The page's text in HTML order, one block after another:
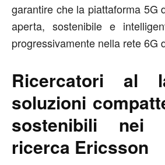
garantire che la piattaforma 5G
aperta, sostenibile e
progressivamente nella rete 6G
Ricercatori al
soluzioni
sostenibili nei
ricerca Ericsson